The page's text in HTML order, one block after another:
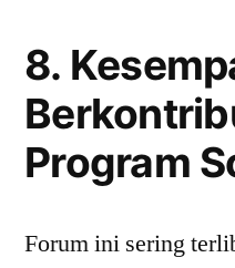
8.
Program
Forum ini sering